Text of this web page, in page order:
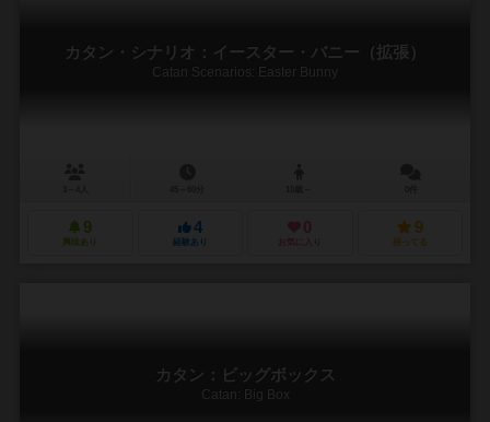
カタン・シナリオ：イースター・バニー（拡張）
Catan Scenarios: Easter Bunny
9
興味あり
4
経験あり
0
お気に入り
9
持ってる
カタン：ビッグボックス
Catan: Big Box